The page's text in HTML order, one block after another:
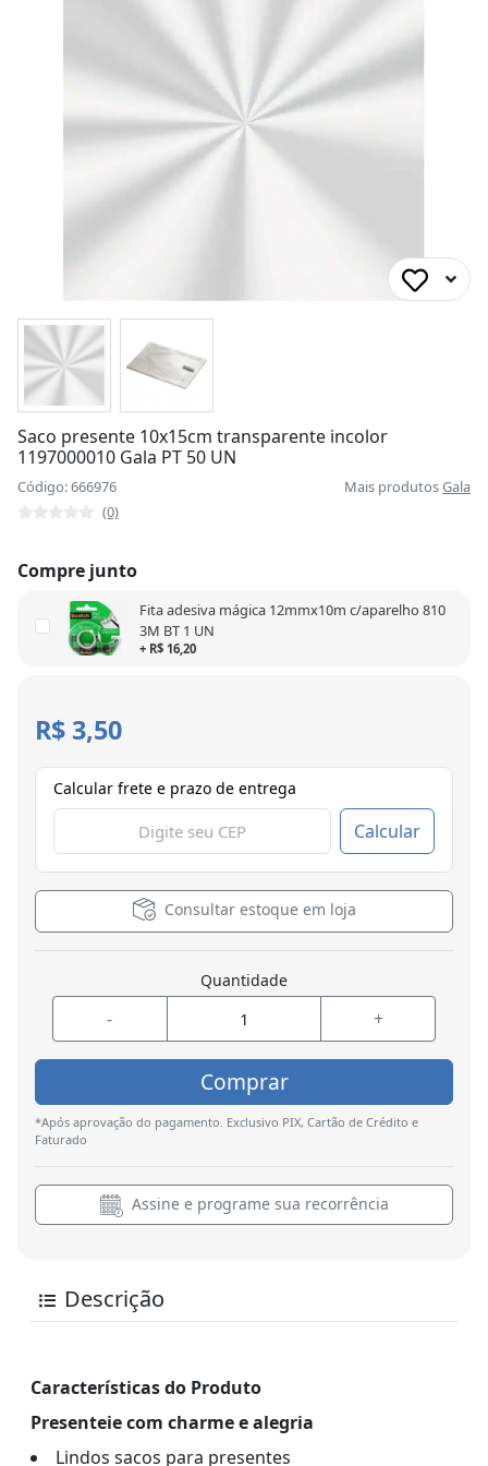
Saco presente 10x15cm transparente incolor
1197000010 Gala PT 50 UN
Código: 666976 Mais produtosGala
(0)
Compre junto
Fita adesiva mágica 12mmx10m c/aparelho 810
3M BT 1 UN
+ R$ 16,20
R$ 3,50
Calcular frete e prazo de entrega
Calcular
Consultar estoque em loja
Quantidade
- +
Comprar
*Após aprovação do pagamento. Exclusivo PIX, Cartão de Crédito e
Faturado
Assine e programe sua recorrência
Descrição
Características do Produto
Presenteie com charme e alegria
Lindos sacos para presentes